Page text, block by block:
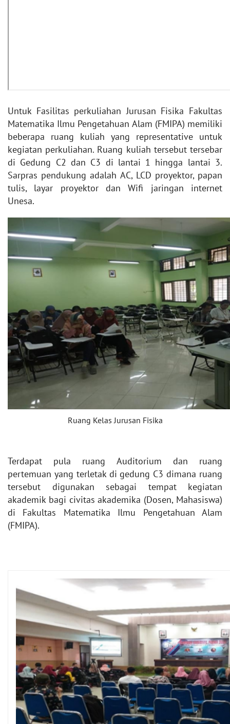
Untuk Fasilitas perkuliahan Jurusan Fisika Fakultas
Matematika Ilmu Pengetahuan Alam (FMIPA) memiliki
beberapa ruang kuliah yang representative untuk
kegiatan perkuliahan. Ruang kuliah tersebut tersebar
di Gedung C2 dan C3 di lantai 1 hingga lantai 3.
Sarpras pendukung adalah AC, LCD proyektor, papan
tulis, layar proyektor dan Wifi jaringan internet
Unesa.
Ruang Kelas Jurusan Fisika
Terdapat pula ruang Auditorium dan ruang
pertemuan yang terletak di gedung C3 dimana ruang
tersebut digunakan sebagai tempat kegiatan
akademik bagi civitas akademika (Dosen, Mahasiswa)
di Fakultas Matematika Ilmu Pengetahuan Alam
(FMIPA).